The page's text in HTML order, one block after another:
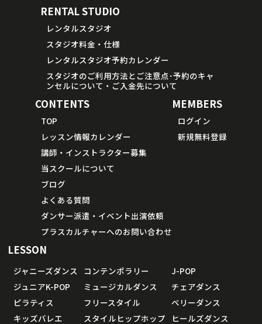
RENTAL STUDIO
レンタルスタジオ
スタジオ料金・仕様
レンタルスタジオ予約カレンダー
スタジオのご利用方法とご注意点･予約のキャ
ンセルについて・ご入金先について
CONTENTS
TOP
レッスン情報カレンダー
講師・インストラクター募集
当スクールについて
ブログ
よくある質問
ダンサー派遣・イベント出演依頼
プラスカルチャーへのお問い合わせ
MEMBERS
ログイン
新規無料登録
LESSON
ジャニーズダンス
ジュニアK-POP
ピラティス
キッズバレエ
コンテンポラリー
ミュージカルダンス
フリースタイル
スタイルヒップホップ
J-POP
チェアダンス
ベリーダンス
ヒールズダンス